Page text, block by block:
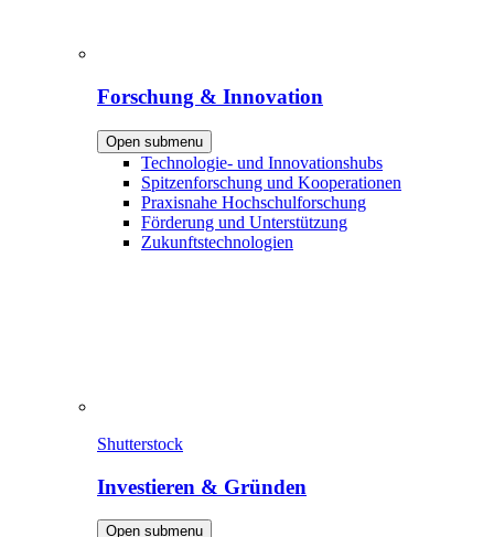
Forschung & Innovation
Open submenu
Technologie- und Innovationshubs
Spitzenforschung und Kooperationen
Praxisnahe Hochschulforschung
Förderung und Unterstützung
Zukunftstechnologien
Shutterstock
Investieren & Gründen
Open submenu